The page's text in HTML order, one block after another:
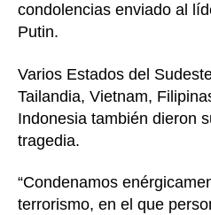
condolencias enviado al
Putin.
Varios Estados del
Tailandia, Vietnam,
Indonesia también dieron
tragedia.
“Condenamos
terrorismo, en el que